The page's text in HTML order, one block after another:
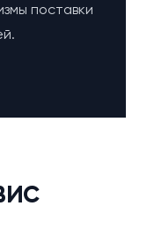
поставки